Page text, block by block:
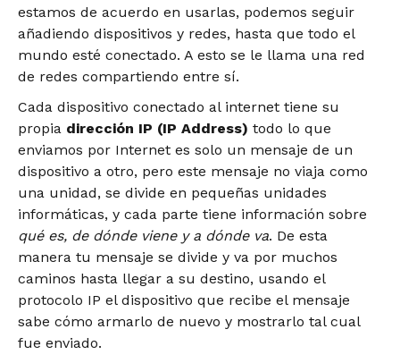
estamos de acuerdo en usarlas, podemos seguir
añadiendo dispositivos y redes, hasta que todo el
mundo esté conectado. A esto se le llama una red
de redes compartiendo entre sí.
Cada dispositivo conectado al internet tiene su
propia dirección IP (IP Address) todo lo que
enviamos por Internet es solo un mensaje de un
dispositivo a otro, pero este mensaje no viaja como
una unidad, se divide en pequeñas unidades
informáticas, y cada parte tiene información sobre
qué es, de dónde viene y a dónde va. De esta
manera tu mensaje se divide y va por muchos
caminos hasta llegar a su destino, usando el
protocolo IP el dispositivo que recibe el mensaje
sabe cómo armarlo de nuevo y mostrarlo tal cual
fue enviado.